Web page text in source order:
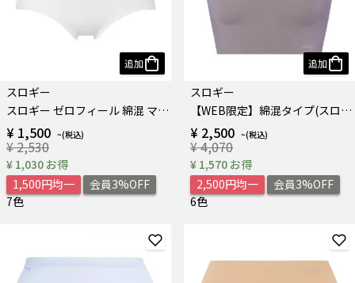
追加
スロギー
スロギー ゼロフィール 綿混 マキシ
¥ 1,500
¥ 2,530
¥ 1,030 お得
1,500円均一
会員3%OFF
7色
追加
スロギー
【WEB限定】綿混タイプ(スロギーG028) カップ付きハーフトップ
¥ 2,500
¥ 4,070
¥ 1,570 お得
2,500円均一
会員3%OFF
6色